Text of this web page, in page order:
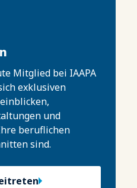
Mitglied bei IAAPA
exklusiven
und
beruflichen
sind.